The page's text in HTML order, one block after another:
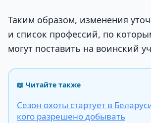
Таким образом, изменения
и список профессий, по
могут поставить на воинский
📖 Читайте также
Сезон охоты стартует в
кого разрешено добывать